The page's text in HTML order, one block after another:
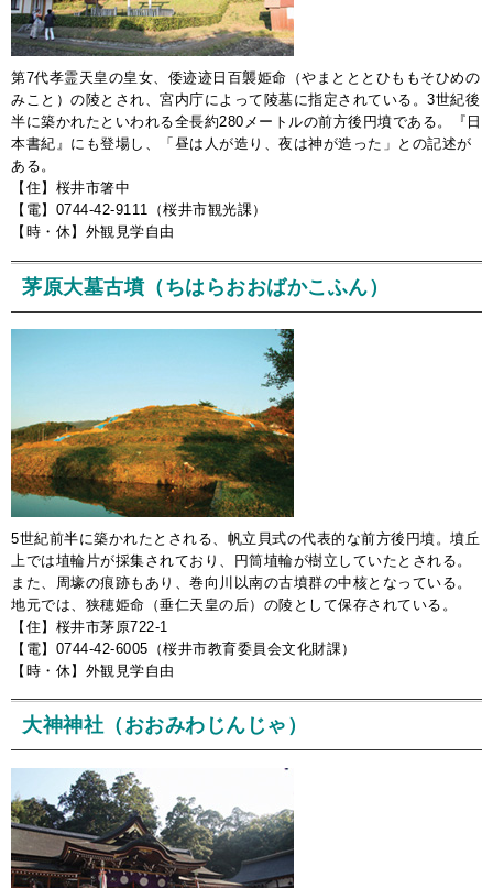
第7代孝霊天皇の皇女、倭迹迹日百襲姫命（やまとととひももそひめの
みこと）の陵とされ、宮内庁によって陵墓に指定されている。3世紀後
半に築かれたといわれる全長約280メートルの前方後円墳である。『日
本書紀』にも登場し、「昼は人が造り、夜は神が造った」との記述が
ある。
【住】桜井市箸中
【電】0744-42-9111（桜井市観光課）
【時・休】外観見学自由
茅原大墓古墳（ちはらおおばかこふん）
5世紀前半に築かれたとされる、帆立貝式の代表的な前方後円墳。墳丘
上では埴輪片が採集されており、円筒埴輪が樹立していたとされる。
また、周壕の痕跡もあり、巻向川以南の古墳群の中核となっている。
地元では、狭穂姫命（垂仁天皇の后）の陵として保存されている。
【住】桜井市茅原722-1
【電】0744-42-6005（桜井市教育委員会文化財課）
【時・休】外観見学自由
大神神社（おおみわじんじゃ）